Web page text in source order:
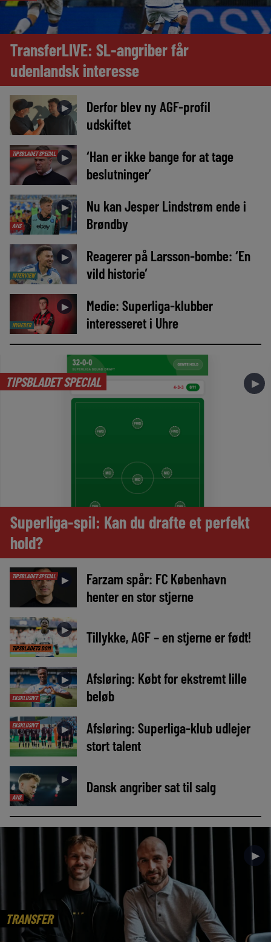
TransferLIVE: SL-angriber får
udenlandsk interesse
►
Derfor blev ny AGF-profil
udskiftet
TIPSBLADET SPECIAL ►
‘Han er ikke bange for at tage
beslutninger’
AVIS
►
Nu kan Jesper Lindstrøm ende i
Brøndby
INTERVIEW
►
Reagerer på Larsson-bombe: ‘En
vild historie’
NYHEDER
►
Medie: Superliga-klubber
interesseret i Uhre
TIPSBLADET SPECIAL ►
Superliga-spil: Kan du drafte et perfekt
hold?
TIPSBLADET SPECIAL ►
Farzam spår: FC København
henter en stor stjerne
TIPSBLADETS DOM
► Tillykke, AGF – en stjerne er født!
EKSKLUSIVT
►
Afsløring: Købt for ekstremt lille
beløb
EKSKLUSIVT ►
Afsløring: Superliga-klub udlejer
stort talent
AVIS
► Dansk angriber sat til salg
TRANSFER
►